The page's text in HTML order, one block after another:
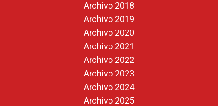
Archivo 2018
Archivo 2019
Archivo 2020
Archivo 2021
Archivo 2022
Archivo 2023
Archivo 2024
Archivo 2025